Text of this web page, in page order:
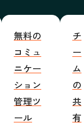
無料の
コミュ
ニケー
ション
管理ツ
ール
チ
ー
ム
の
共
有